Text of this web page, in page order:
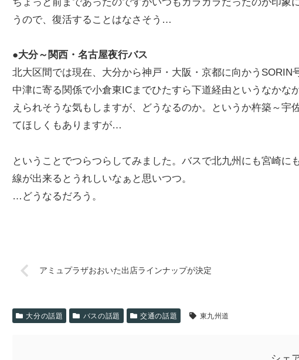
うので、復活することはなさそう…
●大分～関西・名古屋夜行バス
北大区間では現在、大分から神戸・大阪・京都に向かう
中津に寄る関係で小倉東ICまでひたすら下道経由というなか
えられそうな気もしますが、どうなるのか。というか杵築～
てほしくもありますが…
ということでつらつらしてみました。バスで北九州にも宮崎
線が出来るとうれしいなぁと思いつつ。
…どうなるだろう。
アミュプラザおおいた出店ラインナップが決定
大分の話題 バスの話題 交通の話題 東九州道